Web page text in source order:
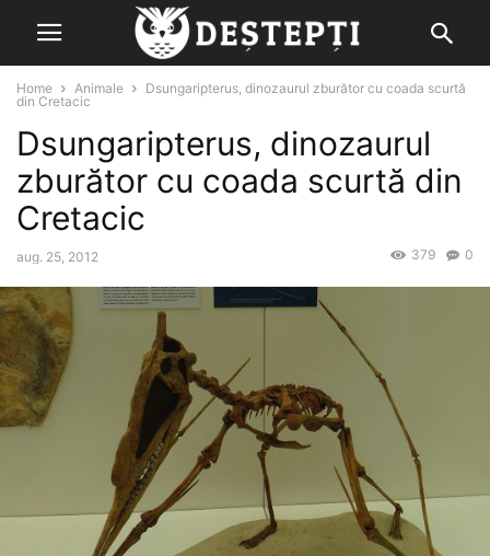
Home Animale
Dsungaripterus, dinozaurul zburător cu coada scurtă
din Cretacic
Dsungaripterus, dinozaurul
zburător cu coada scurtă din
Cretacic
aug. 25, 2012 0
379